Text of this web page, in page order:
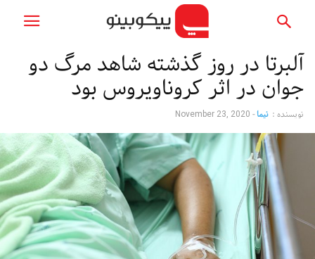
آلبرتا در روز گذشته شاهد مرگ دو
جوان در اثر کروناویروس بود
نویسنده : نیما-
November 23, 2020